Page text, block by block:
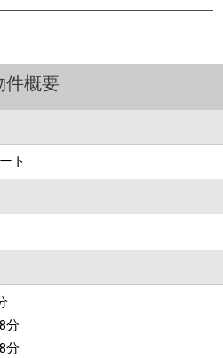
件概要
ト
分
分